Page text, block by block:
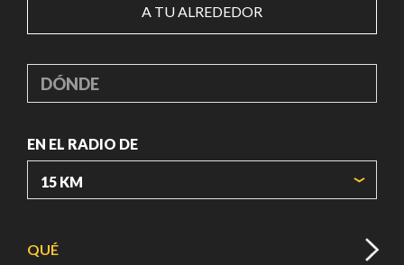
A TU ALREDEDOR
DÓNDE
EN EL RADIO DE
QUÉ